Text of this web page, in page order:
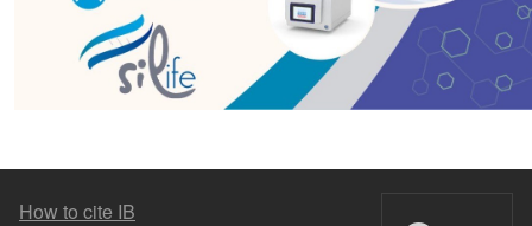
FOOTER MENU
How to cite IB